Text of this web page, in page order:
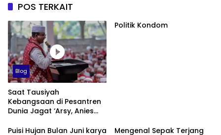
POS TERKAIT
Blog
Saat Tausiyah
Kebangsaan di Pesantren
Dunia Jagat ‘Arsy, Anies
Dukungan dari Abah Aos
Politik Kondom
Puisi Hujan Bulan Juni karya
Mengenal Sepak Terjang